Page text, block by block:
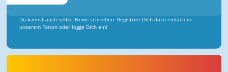
Du kannst auch selbst News schreiben. Registrier Dich dazu einfach in
unserem Forum oder logge Dich ein!